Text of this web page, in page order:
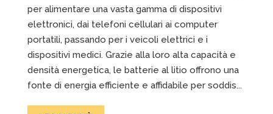
per alimentare una vasta gamma di dispositivi
elettronici, dai telefoni cellulari ai computer
portatili, passando per i veicoli elettrici e i
dispositivi medici. Grazie alla loro alta capacità e
densità energetica, le batterie al litio offrono una
fonte di energia efficiente e affidabile per soddis...